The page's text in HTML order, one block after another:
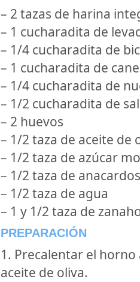
– 2 tazas de harina
– 1 cucharadita de
– 1/4 cucharadita de
– 1 cucharadita de
– 1/4 cucharadita de
– 1/2 cucharadita de sal
– 2 huevos
– 1/2 taza de aceite de
– 1/2 taza de azúcar
– 1/2 taza de anacardos
– 1/2 taza de agua
– 1 y 1/2 taza de
PREPARACIÓN
1. Precalentar el horno
aceite de oliva.